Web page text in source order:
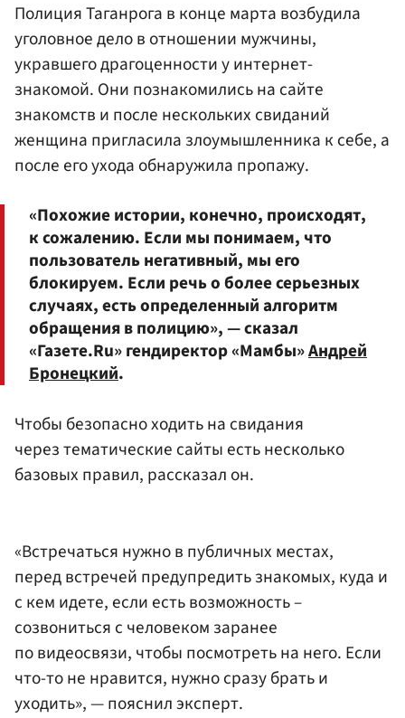
Полиция Таганрога в конце марта возбудила
уголовное дело в отношении мужчины,
укравшего драгоценности у интернет-
знакомой. Они познакомились на сайте
знакомств и после нескольких свиданий
женщина пригласила злоумышленника к себе, а
после его ухода обнаружила пропажу.
«Похожие истории, конечно, происходят,
к сожалению. Если мы понимаем, что
пользователь негативный, мы его
блокируем. Если речь о более серьезных
случаях, есть определенный алгоритм
обращения в полицию», — сказал
«Газете.Ru» гендиректор «Мамбы»Андрей
Бронецкий.
Чтобы безопасно ходить на свидания
через тематические сайты есть несколько
базовых правил, рассказал он.
«Встречаться нужно в публичных местах,
перед встречей предупредить знакомых, куда и
с кем идете, если есть возможность –
созвониться с человеком заранее
по видеосвязи, чтобы посмотреть на него. Если
что-то не нравится, нужно сразу брать и
уходить», — пояснил эксперт.